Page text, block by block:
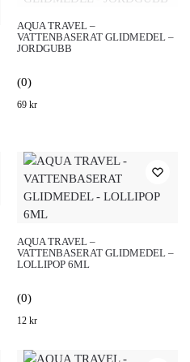
AQUA TRAVEL –
VATTENBASERAT GLIDMEDEL –
JORDGUBB
(0)
69 kr
AQUA TRAVEL –
VATTENBASERAT GLIDMEDEL –
LOLLIPOP 6ML
(0)
12 kr